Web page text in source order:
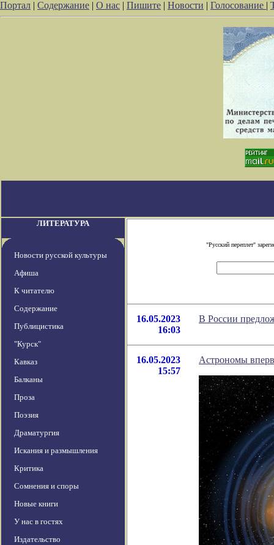
Портал | Содержание | О нас | Пишите | Новости | Голосование |
ЛИТЕРАТУРА
Новости русской культуры
Афиша
К читателю
Содержание
Публицистика
"Курск"
Кавказ
Балканы
Проза
Поэзия
Драматургия
Искания и размышления
Критика
Сомнения и споры
Новые книги
У нас в гостях
Издательство
"Русский переплет"
16.05.2023
16:03
В России
16.05.2023
15:57
Астрономы